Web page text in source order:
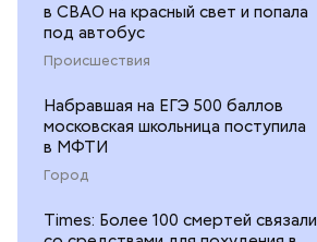
в СВАО на красный свет и попала
под автобус
Происшествия
Набравшая на ЕГЭ 500 баллов
московская школьница поступила
в МФТИ
Город
Times: Более 100 смертей связали